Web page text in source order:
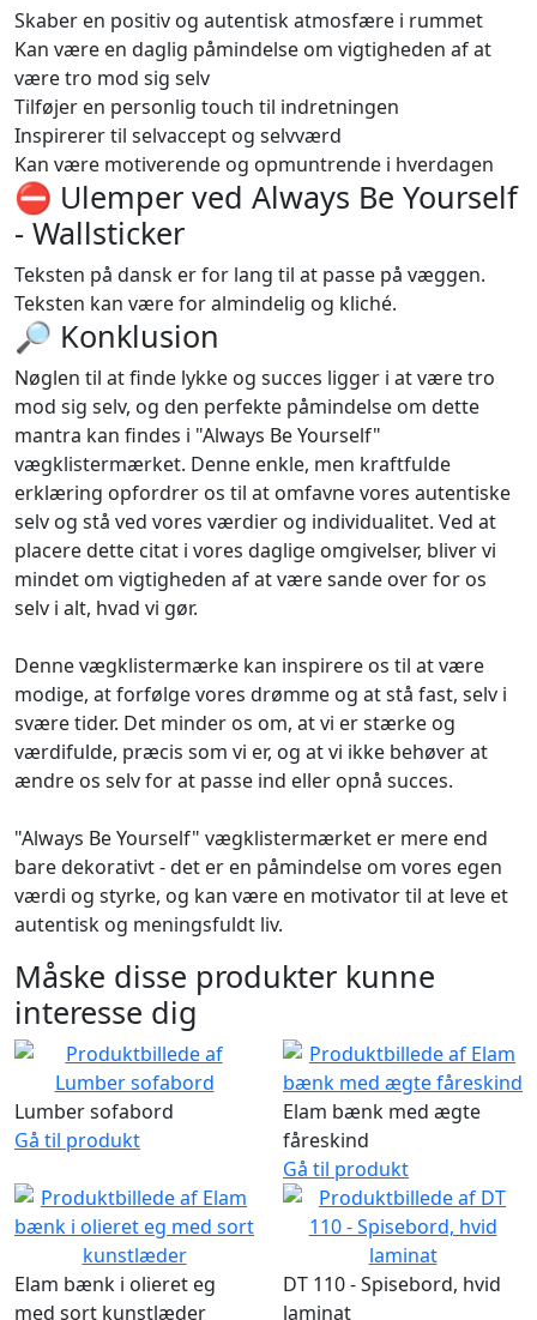
Skaber en positiv og autentisk atmosfære i rummet
Kan være en daglig påmindelse om vigtigheden af at
være tro mod sig selv
Tilføjer en personlig touch til indretningen
Inspirerer til selvaccept og selvværd
Kan være motiverende og opmuntrende i hverdagen
⛔️ Ulemper ved Always Be Yourself
- Wallsticker
Teksten på dansk er for lang til at passe på væggen.
Teksten kan være for almindelig og kliché.
🔎 Konklusion
Nøglen til at finde lykke og succes ligger i at være tro
mod sig selv, og den perfekte påmindelse om dette
mantra kan findes i "Always Be Yourself"
vægklistermærket. Denne enkle, men kraftfulde
erklæring opfordrer os til at omfavne vores autentiske
selv og stå ved vores værdier og individualitet. Ved at
placere dette citat i vores daglige omgivelser, bliver vi
mindet om vigtigheden af at være sande over for os
selv i alt, hvad vi gør.
Denne vægklistermærke kan inspirere os til at være
modige, at forfølge vores drømme og at stå fast, selv i
svære tider. Det minder os om, at vi er stærke og
værdifulde, præcis som vi er, og at vi ikke behøver at
ændre os selv for at passe ind eller opnå succes.
"Always Be Yourself" vægklistermærket er mere end
bare dekorativt - det er en påmindelse om vores egen
værdi og styrke, og kan være en motivator til at leve et
autentisk og meningsfuldt liv.
Måske disse produkter kunne
interesse dig
Lumber sofabord
Gå til produkt
Elam bænk med ægte
fåreskind
Gå til produkt
Elam bænk i olieret eg
med sort kunstlæder
DT 110 - Spisebord, hvid
laminat